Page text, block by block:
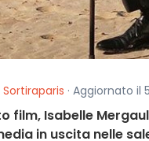
· Aggiornato il
film, Isabelle
in uscita nelle